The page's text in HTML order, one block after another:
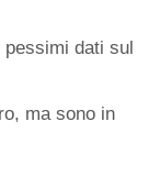
pessimi dati sul
ma sono in